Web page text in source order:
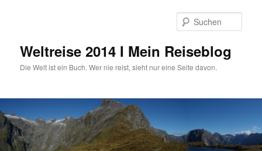
Weltreise 2014 I Mein Reiseblog
Die Welt ist ein Buch. Wer nie reist, sieht nur eine Seite davon.